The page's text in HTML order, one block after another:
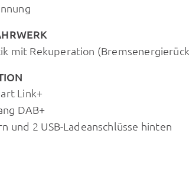
mit Rekuperation
Link+
DAB+
und 2 USB-Ladeanschlüsse hinten